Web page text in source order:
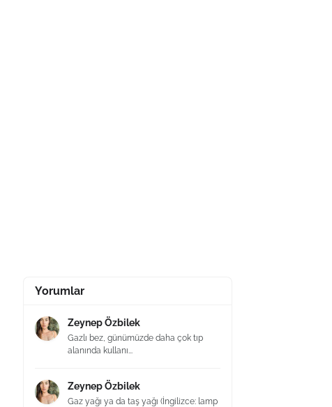
Yorumlar
Zeynep Özbilek
Gazlı bez, günümüzde daha çok tıp
alanında kullanı...
Zeynep Özbilek
Gaz yağı ya da taş yağı (İngilizce: lamp